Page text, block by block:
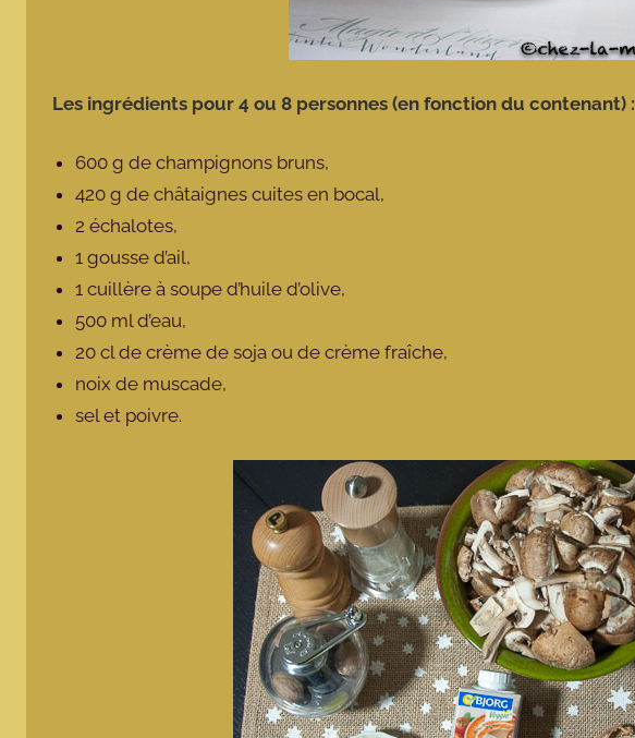
Les ingrédients pour 4 ou 8 personnes (en fonction du contenant) :
600 g de champignons bruns,
420 g de châtaignes cuites en bocal,
2 échalotes,
1 gousse d’ail,
1 cuillère à soupe d’huile d’olive,
500 ml d’eau,
20 cl de crème de soja ou de crème fraîche,
noix de muscade,
sel et poivre.